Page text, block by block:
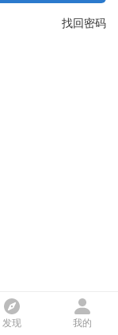
找回密码
发现 我的